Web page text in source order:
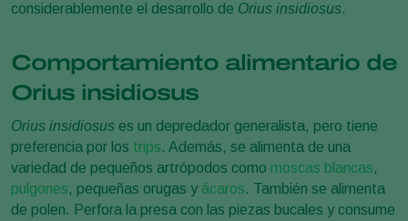
considerablemente el desarrollo de Orius insidiosus.
Comportamiento alimentario de
Orius insidiosus
Orius insidiosus es un depredador generalista, pero tiene
preferencia por los trips. Además, se alimenta de una
variedad de pequeños artrópodos como moscas blancas,
pulgones, pequeñas orugas y ácaros. También se alimenta
de polen. Perfora la presa con las piezas bucales y consume